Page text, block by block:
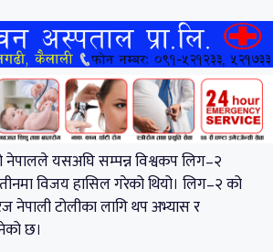
नेपालले यसअघि सम्पन्न विश्वकप लिग–२
विजय हासिल गरेको थियो। लिग–२ को
नेपाली टोलीका लागि थप अभ्यास र
छ।